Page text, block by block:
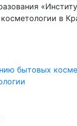
в
бытовых